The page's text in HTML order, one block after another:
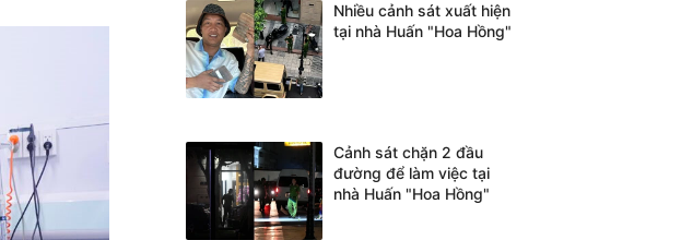
Nhiều cảnh sát xuất hiện
tại nhà Huấn "Hoa Hồng"
Cảnh sát chặn 2 đầu
đường để làm việc tại
nhà Huấn "Hoa Hồng"